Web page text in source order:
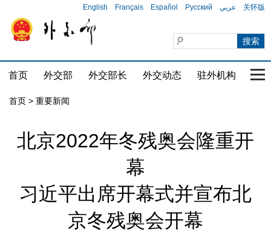
English Français Español Русский عربي 关怀版
首页 外交部 外交部长 外交动态 驻外机构 国
首页 > 重要新闻
北京2022年冬残奥会隆重开
幕
习近平出席开幕式并宣布北
京冬残奥会开幕